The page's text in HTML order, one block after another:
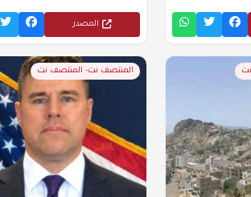
المصدر
المنتصف نت- المنتصف نت